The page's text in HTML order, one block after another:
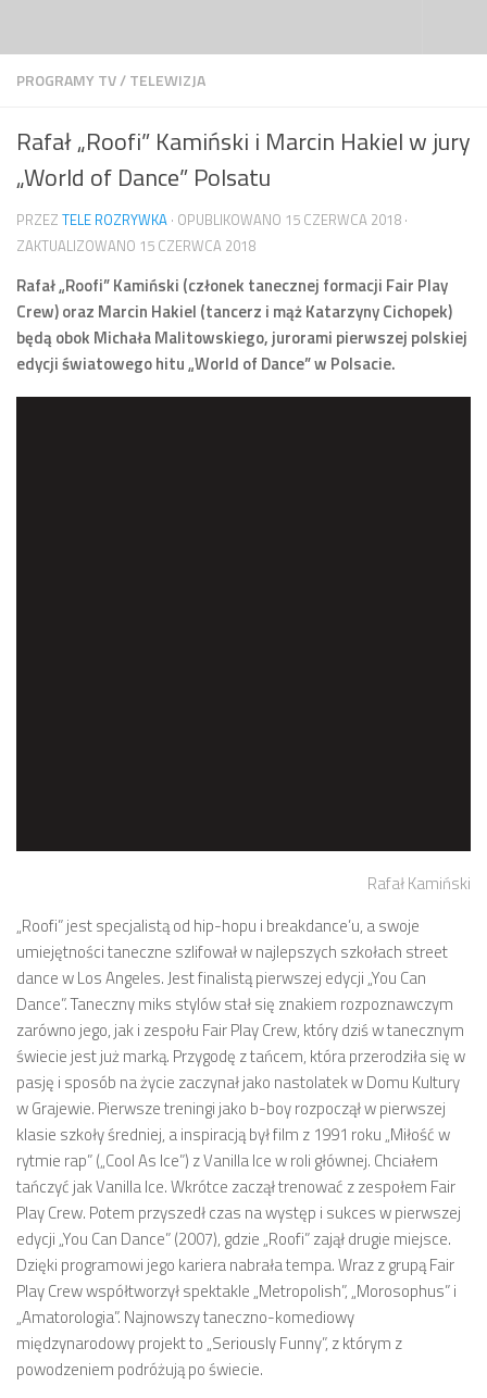
PROGRAMY TV/TELEWIZJA
Rafał „Roofi” Kamiński i Marcin Hakiel w jury
„World of Dance” Polsatu
PRZEZ TELE ROZRYWKA · OPUBLIKOWANO 15 CZERWCA 2018 ·
ZAKTUALIZOWANO 15 CZERWCA 2018
Rafał „Roofi” Kamiński (członek tanecznej formacji Fair Play
Crew) oraz Marcin Hakiel (tancerz i mąż Katarzyny Cichopek)
będą obok Michała Malitowskiego, jurorami pierwszej polskiej
edycji światowego hitu „World of Dance” w Polsacie.
Rafał Kamiński
„Roofi” jest specjalistą od hip-hopu i breakdance’u, a swoje
umiejętności taneczne szlifował w najlepszych szkołach street
dance w Los Angeles. Jest finalistą pierwszej edycji „You Can
Dance”. Taneczny miks stylów stał się znakiem rozpoznawczym
zarówno jego, jak i zespołu Fair Play Crew, który dziś w tanecznym
świecie jest już marką. Przygodę z tańcem, która przerodziła się w
pasję i sposób na życie zaczynał jako nastolatek w Domu Kultury
w Grajewie. Pierwsze treningi jako b-boy rozpoczął w pierwszej
klasie szkoły średniej, a inspiracją był film z 1991 roku „Miłość w
rytmie rap” („Cool As Ice”) z Vanilla Ice w roli głównej. Chciałem
tańczyć jak Vanilla Ice. Wkrótce zaczął trenować z zespołem Fair
Play Crew. Potem przyszedł czas na występ i sukces w pierwszej
edycji „You Can Dance” (2007), gdzie „Roofi” zajął drugie miejsce.
Dzięki programowi jego kariera nabrała tempa. Wraz z grupą Fair
Play Crew współtworzył spektakle „Metropolish”, „Morosophus” i
„Amatorologia”. Najnowszy taneczno-komediowy
międzynarodowy projekt to „Seriously Funny”, z którym z
powodzeniem podróżują po świecie.